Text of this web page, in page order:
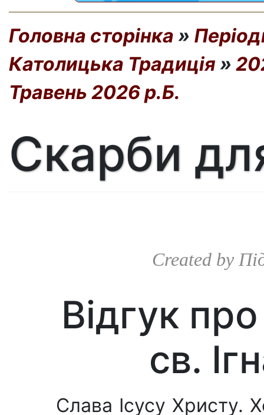
Головна сторінка »
Католицька Традиція »
Травень 2026 р.Б.
Скарби
Created by
Відгук
св.
Слава Ісусу Христу.